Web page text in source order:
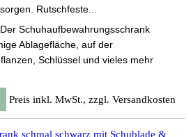
Rutschfeste...
Schuhaufbewahrungsschrank
Ablagefläche, auf der
Schlüssel und vieles mehr
Preis inkl. MwSt., zzgl. Versandkosten